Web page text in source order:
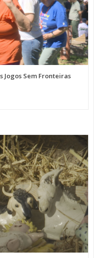
Jogos Sem Fronteiras